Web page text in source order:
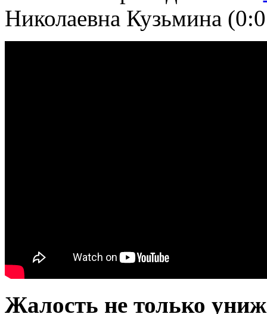
Николаевна Кузьмина
Жалость не только